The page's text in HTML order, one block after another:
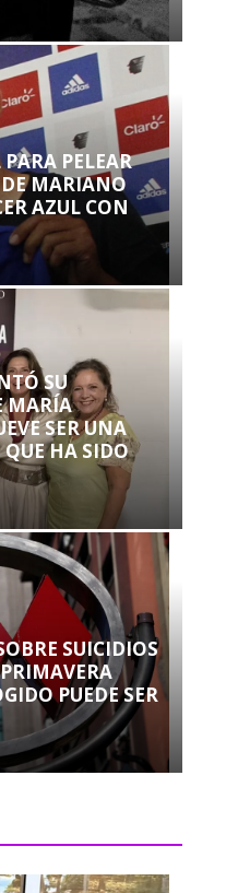
PELEAR
MARIANO
AZUL CON
SU
MARÍA
SER UNA
QUE HA SIDO
SUICIDIOS
PUEDE SER